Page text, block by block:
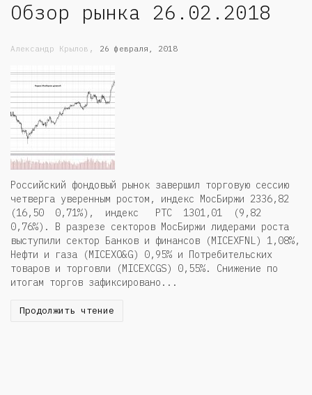
Обзор рынка 26.02.2018
Александр Крылов , 26 февраля, 2018
Российский фондовый рынок завершил торговую сессию
четверга уверенным ростом, индекс МосБиржи 2336,82
(16,50 0,71%), индекс РТС 1301,01 (9,82
0,76%). В разрезе секторов МосБиржи лидерами роста
выступили сектор Банков и финансов (MICEXFNL) 1,08%,
Нефти и газа (MICEXO&G) 0,95% и Потребительских
товаров и торговли (MICEXCGS) 0,55%. Снижение по
итогам торгов зафиксировано...
Продолжить чтение